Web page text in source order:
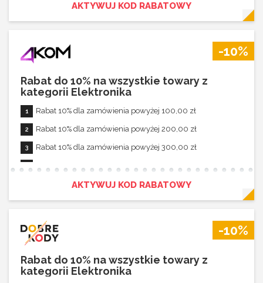
AKTYWUJ KOD RABATOWY
-10%
Rabat do 10% na wszystkie towary z
kategorii Elektronika
Rabat 10% dla zamówienia powyżej 100,00 zł
Rabat 10% dla zamówienia powyżej 200,00 zł
Rabat 10% dla zamówienia powyżej 300,00 zł
Rabat 10% dla zamówienia powyżej 500,00 zł
Rabat aktywny dla zamówień powyżej 100,00 zł
Rabat nie łączy się z innymi promocjami
AKTYWUJ KOD RABATOWY
-10%
Rabat do 10% na wszystkie towary z
kategorii Elektronika